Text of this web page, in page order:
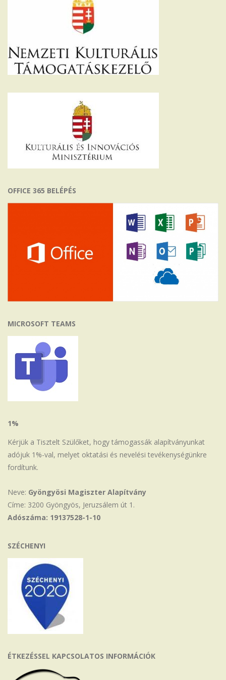
OFFICE 365 BELÉPÉS
MICROSOFT TEAMS
1%
Kérjük a Tisztelt Szülőket, hogy támogassák alapítványunkat
adójuk 1%-val, melyet oktatási és nevelési tevékenységünkre
fordítunk.
Neve: Gyöngyösi Magiszter Alapítvány
Címe: 3200 Gyöngyös, Jeruzsálem út 1.
Adószáma: 19137528-1-10
SZÉCHENYI
ÉTKEZÉSSEL KAPCSOLATOS INFORMÁCIÓK